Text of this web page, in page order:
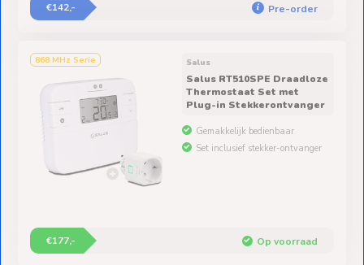
€142,- Pre-order
868 MHz Serie Salus
Salus RT510SPE Draadloze
Thermostaat Set met
Plug-in Stekkerontvanger
Gemakkelijk bedienbaar
Set inclusief stekker-ontvanger
€177,- Op voorraad